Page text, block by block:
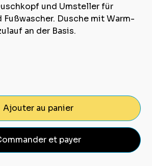
und Umsteller für
Fußwascher. Dusche mit Warm-
an der Basis.
Ajouter au panier
et payer